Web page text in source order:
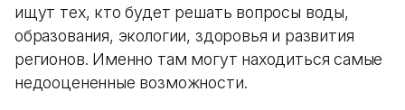
ищут тех, кто будет решать вопросы воды,
образования, экологии, здоровья и развития
регионов. Именно там могут находиться самые
недооцененные возможности.